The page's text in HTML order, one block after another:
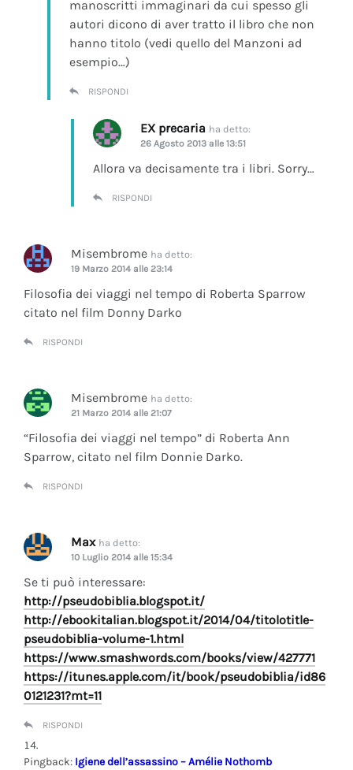
manoscritti immaginari da cui spesso gli
autori dicono di aver tratto il libro che non
hanno titolo (vedi quello del Manzoni ad
esempio…)
RISPONDI
EX precaria ha detto:
26 Agosto 2013 alle 13:51
Allora va decisamente tra i libri. Sorry…
RISPONDI
Misembrome ha detto:
19 Marzo 2014 alle 23:14
Filosofia dei viaggi nel tempo di Roberta Sparrow
citato nel film Donny Darko
RISPONDI
Misembrome ha detto:
21 Marzo 2014 alle 21:07
“Filosofia dei viaggi nel tempo” di Roberta Ann
Sparrow, citato nel film Donnie Darko.
RISPONDI
Max ha detto:
10 Luglio 2014 alle 15:34
Se ti può interessare:
http://pseudobiblia.blogspot.it/
http://ebookitalian.blogspot.it/2014/04/titolotitle-
pseudobiblia-volume-1.html
https://www.smashwords.com/books/view/427771
https://itunes.apple.com/it/book/pseudobiblia/id86
0121231?mt=11
RISPONDI
Pingback: Igiene dell’assassino – Amélie Nothomb